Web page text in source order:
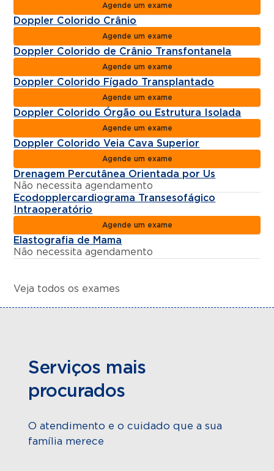
Agende um exame
Doppler Colorido Crânio
Agende um exame
Doppler Colorido de Crânio Transfontanela
Agende um exame
Doppler Colorido Fígado Transplantado
Agende um exame
Doppler Colorido Órgão ou Estrutura Isolada
Agende um exame
Doppler Colorido Veia Cava Superior
Agende um exame
Drenagem Percutânea Orientada por Us
Não necessita agendamento
Ecodopplercardiograma Transesofágico
Intraoperatório
Agende um exame
Elastografia de Mama
Não necessita agendamento
Veja todos os exames
Serviços mais
procurados
O atendimento e o cuidado que a sua
família merece